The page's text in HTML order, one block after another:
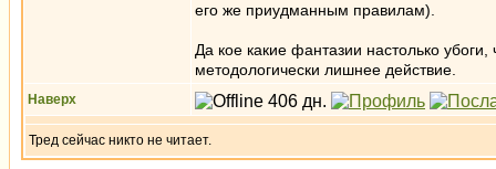
его же приудманным правилам).
Да кое какие фантазии настолько
методологически лишнее действие.
Наверх
Тред сейчас никто не читает.